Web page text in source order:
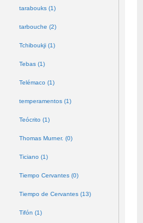
tarabouks (1)
tarbouche (2)
Tchiboukji (1)
Tebas (1)
Telémaco (1)
temperamentos (1)
Teócrito (1)
Thomas Murner. (0)
Ticiano (1)
Tiempo Cervantes (0)
Tiempo de Cervantes (13)
Tifón (1)